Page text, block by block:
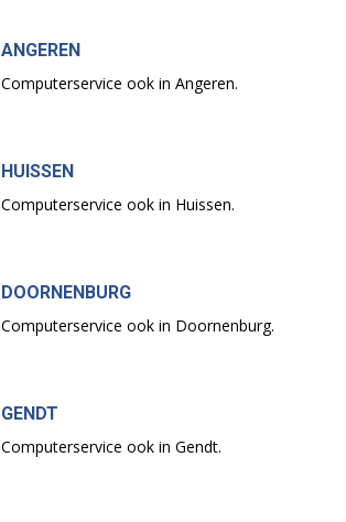
ANGEREN
Computerservice ook in Angeren.
HUISSEN
Computerservice ook in Huissen.
DOORNENBURG
Computerservice ook in Doornenburg.
GENDT
Computerservice ook in Gendt.